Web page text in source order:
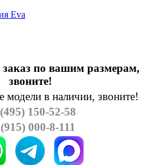
Eva
по вашим размерам,
звоните!
модели в наличии, звоните!
150-52-58
000-8-111